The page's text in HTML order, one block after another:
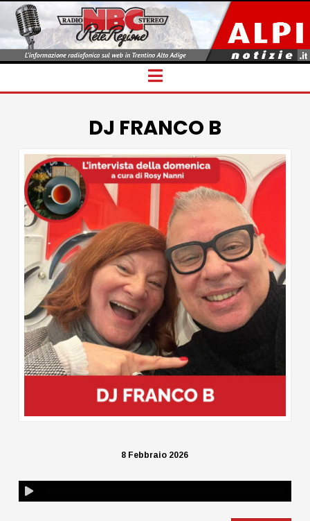
Navigation
DJ FRANCO B
8 Febbraio 2026